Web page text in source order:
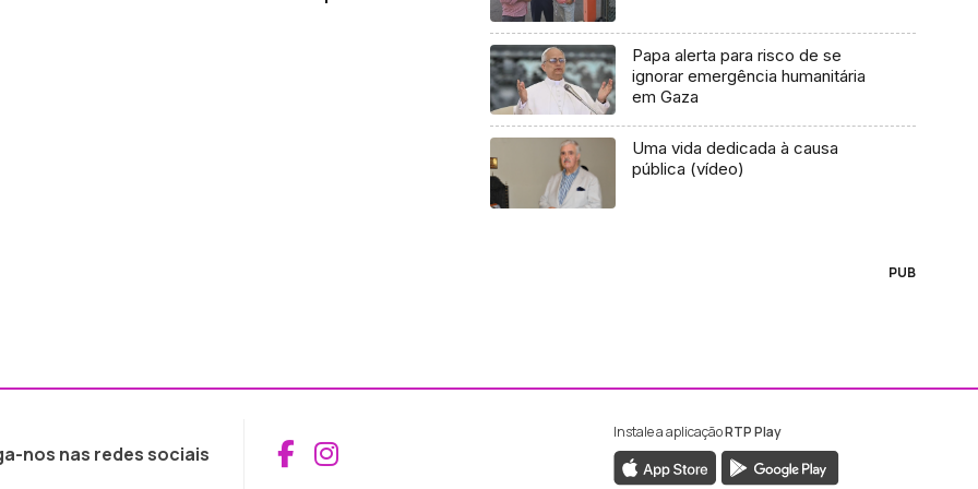
Papa alerta para risco de se
ignorar emergência humanitária
em Gaza
Uma vida dedicada à causa
pública (vídeo)
PUB
nos nas redes sociais Aceder ao Facebook da RTP Madeira
Aceder ao Instagram da RTP Madeira
Instale a aplicaçãoRTP Play